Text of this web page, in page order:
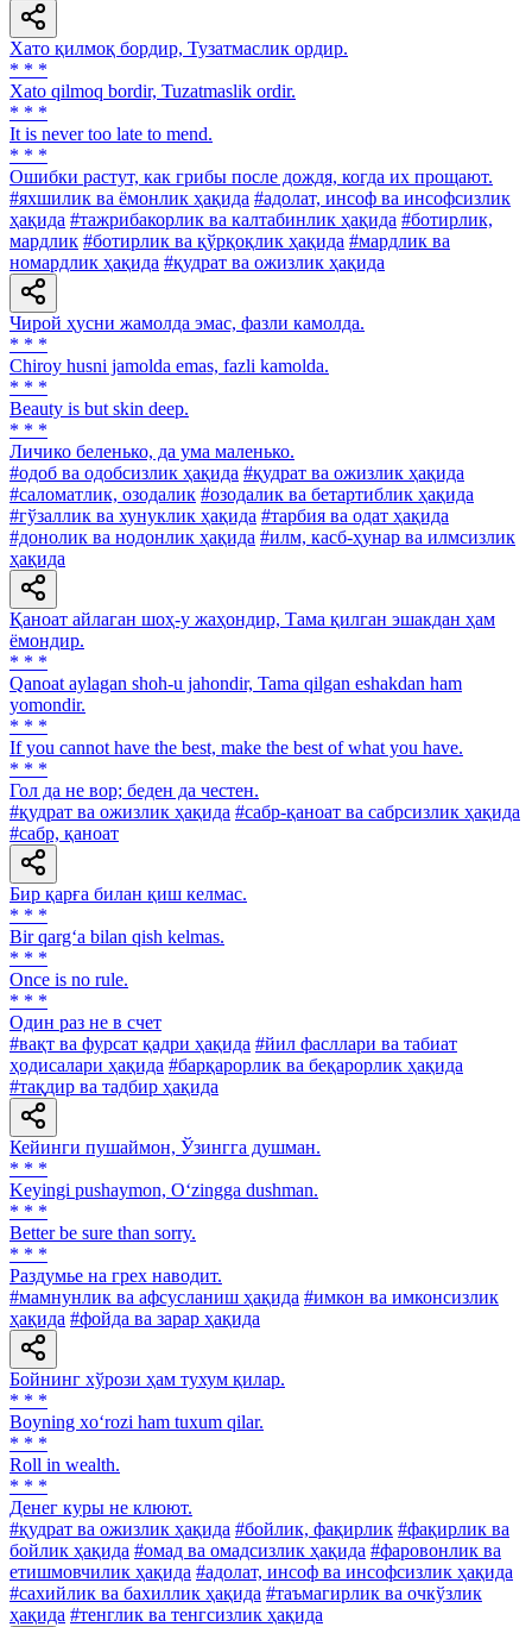
Хато қилмоқ бордир, Тузатмаслик ордир.
* * *
Xato qilmoq bordir, Tuzatmaslik ordir.
* * *
It is never too late to mend.
* * *
Ошибки растут, как грибы после дождя, когда их прощают.
#яхшилик ва ёмонлик ҳақида #адолат, инсоф ва инсофсизлик
ҳақида #тажрибакорлик ва калтабинлик ҳақида #ботирлик,
мардлик #ботирлик ва қўрқоқлик ҳақида #мардлик ва
номардлик ҳақида #қудрат ва ожизлик ҳақида
Чирой ҳусни жамолда эмас, фазли камолда.
* * *
Chiroy husni jamolda emas, fazli kamolda.
* * *
Beauty is but skin deep.
* * *
Личико беленько, да ума маленько.
#одоб ва одобсизлик ҳақида #қудрат ва ожизлик ҳақида
#саломатлик, озодалик #озодалик ва бетартиблик ҳақида
#гўзаллик ва хунуклик ҳақида #тарбия ва одат ҳақида
#донолик ва нодонлик ҳақида #илм, касб-ҳунар ва илмсизлик
ҳақида
Қаноат айлаган шоҳ-у жаҳондир, Тама қилган эшакдан ҳам
ёмондир.
* * *
Qanoat aylagan shoh-u jahondir, Tama qilgan eshakdan ham
yomondir.
* * *
If you cannot have the best, make the best of what you have.
* * *
Гол да не вор; беден да честен.
#қудрат ва ожизлик ҳақида #сабр-қаноат ва сабрсизлик ҳақида
#сабр, қаноат
Бир қарға билан қиш келмас.
* * *
Bir qarg‘a bilan qish kelmas.
* * *
Once is no rule.
* * *
Один раз не в счет
#вақт ва фурсат қадри ҳақида #йил фасллари ва табиат
ҳодисалари ҳақида #барқарорлик ва беқарорлик ҳақида
#тақдир ва тадбир ҳақида
Кейинги пушаймон, Ўзингга душман.
* * *
Keyingi pushaymon, O‘zingga dushman.
* * *
Better be sure than sorry.
* * *
Раздумье на грех наводит.
#мамнунлик ва афсусланиш ҳақида #имкон ва имконсизлик
ҳақида #фойда ва зарар ҳақида
Бойнинг хўрози ҳам тухум қилар.
* * *
Boyning xo‘rozi ham tuxum qilar.
* * *
Roll in wealth.
* * *
Денег куры не клюют.
#қудрат ва ожизлик ҳақида #бойлик, фақирлик #фақирлик ва
бойлик ҳақида #омад ва омадсизлик ҳақида #фаровонлик ва
етишмовчилик ҳақида #адолат, инсоф ва инсофсизлик ҳақида
#сахийлик ва бахиллик ҳақида #таъмагирлик ва очкўзлик
ҳақида #тенглик ва тенгсизлик ҳақида